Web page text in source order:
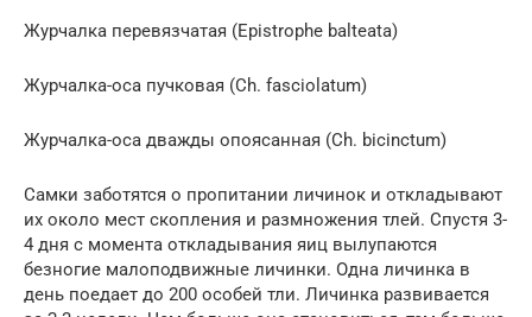
Журчалка перевязчатая (Epistrophe balteata)
Журчалка-оса пучковая (Ch. fasciolatum)
Журчалка-оса дважды опоясанная (Ch. bicinctum)
Самки заботятся о пропитании личинок и откладывают
их около мест скопления и размножения тлей. Спустя 3-
4 дня с момента откладывания яиц вылупаются
безногие малоподвижные личинки. Одна личинка в
день поедает до 200 особей тли. Личинка развивается